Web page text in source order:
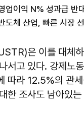
은 이를 대체
서고 있다. 강제노
따라 12.5%의 관세
한 조사도 남아있